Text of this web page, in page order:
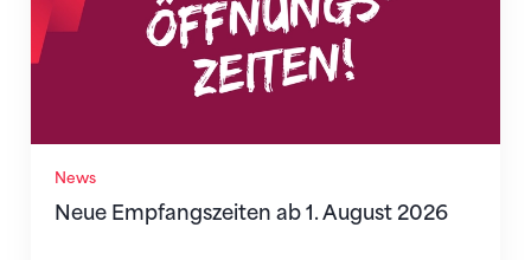
News
Neue Empfangszeiten ab 1. August 2026